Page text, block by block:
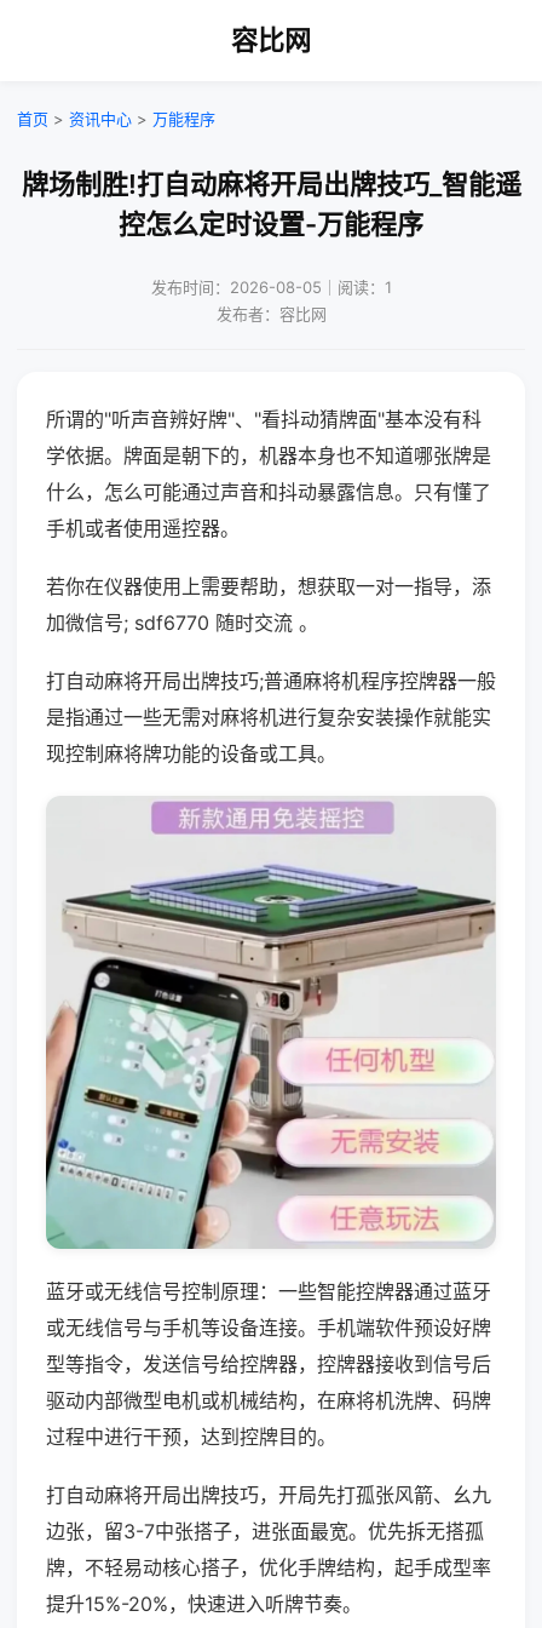
容比网
首页 > 资讯中心 > 万能程序
牌场制胜!打自动麻将开局出牌技巧_智能遥
控怎么定时设置-万能程序
发布时间：2026-08-05｜阅读：1
发布者：容比网
所谓的"听声音辨好牌"、"看抖动猜牌面"基本没有科
学依据。牌面是朝下的，机器本身也不知道哪张牌是
什么，怎么可能通过声音和抖动暴露信息。只有懂了
手机或者使用遥控器。
若你在仪器使用上需要帮助，想获取一对一指导，添
加微信号; sdf6770 随时交流 。
打自动麻将开局出牌技巧;普通麻将机程序控牌器一般
是指通过一些无需对麻将机进行复杂安装操作就能实
现控制麻将牌功能的设备或工具。
蓝牙或无线信号控制原理：一些智能控牌器通过蓝牙
或无线信号与手机等设备连接。手机端软件预设好牌
型等指令，发送信号给控牌器，控牌器接收到信号后
驱动内部微型电机或机械结构，在麻将机洗牌、码牌
过程中进行干预，达到控牌目的。
打自动麻将开局出牌技巧，开局先打孤张风箭、幺九
边张，留3-7中张搭子，进张面最宽。优先拆无搭孤
牌，不轻易动核心搭子，优化手牌结构，起手成型率
提升15%-20%，快速进入听牌节奏。